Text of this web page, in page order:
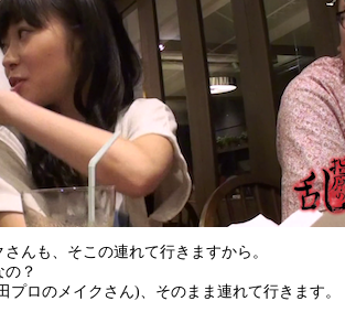
んも、そこの連れて行きますから。
？
プロのメイクさん)、そのまま連れて行きます。